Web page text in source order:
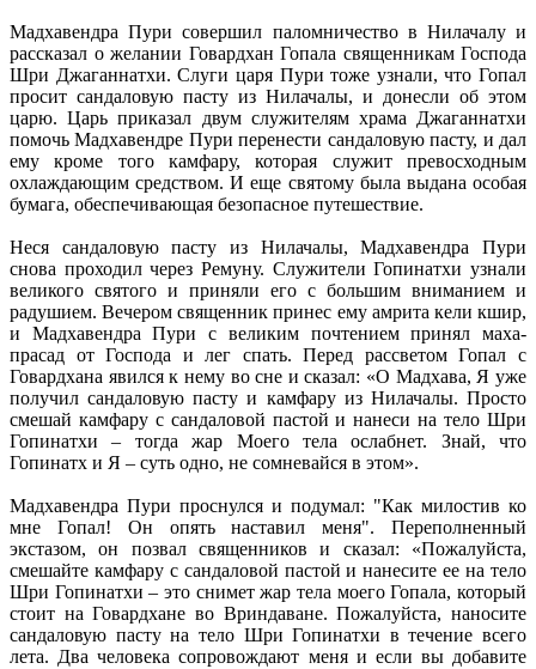
Мадхавендра Пури совершил паломничество в Нилачалу и
рассказал о желании Говардхан Гопала священникам Господа
Шри Джаганнатхи. Слуги царя Пури тоже узнали, что Гопал
просит сандаловую пасту из Нилачалы, и донесли об этом
царю. Царь приказал двум служителям храма Джаганнатхи
помочь Мадхавендре Пури перенести сандаловую пасту, и дал
ему кроме того камфару, которая служит превосходным
охлаждающим средством. И еще святому была выдана особая
бумага, обеспечивающая безопасное путешествие.
Неся сандаловую пасту из Нилачалы, Мадхавендра Пури
снова проходил через Ремуну. Служители Гопинатхи узнали
великого святого и приняли его с большим вниманием и
радушием. Вечером священник принес ему амрита кели кшир,
и Мадхавендра Пури с великим почтением принял маха-
прасад от Господа и лег спать. Перед рассветом Гопал с
Говардхана явился к нему во сне и сказал: «О Мадхава, Я уже
получил сандаловую пасту и камфару из Нилачалы. Просто
смешай камфару с сандаловой пастой и нанеси на тело Шри
Гопинатхи – тогда жар Моего тела ослабнет. Знай, что
Гопинатх и Я – суть одно, не сомневайся в этом».
Мадхавендра Пури проснулся и подумал: "Как милостив ко
мне Гопал! Он опять наставил меня". Переполненный
экстазом, он позвал священников и сказал: «Пожалуйста,
смешайте камфару с сандаловой пастой и нанесите ее на тело
Шри Гопинатхи – это снимет жар тела моего Гопала, который
стоит на Говардхане во Вриндаване. Пожалуйста, наносите
сандаловую пасту на тело Шри Гопинатхи в течение всего
лета. Два человека сопровождают меня и если вы добавите